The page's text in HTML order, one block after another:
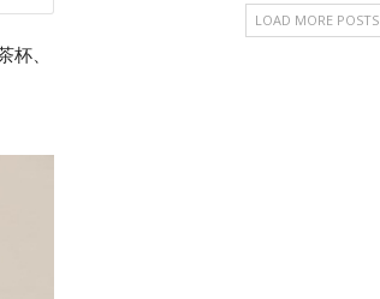
、
LOAD MORE POSTS